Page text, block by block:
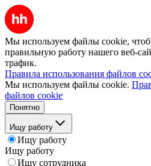
Мы используем файлы cookie,
правильную работу нашего веб-
трафик.
Правила использования файлов
Мы используем файлы cookie.
файлов cookie
Понятно
Ищу работу
Ищу работу
Ищу работу
Ищу сотрудника